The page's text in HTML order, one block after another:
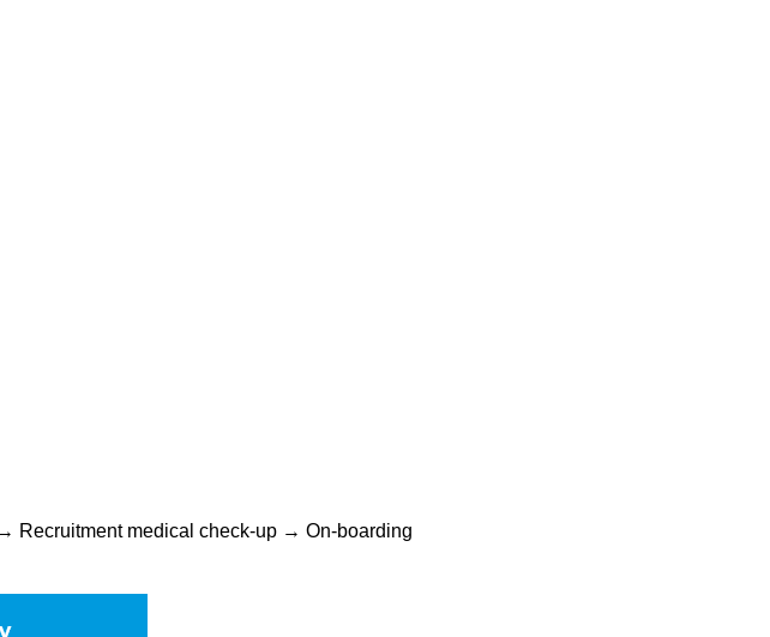
Recruitment medical check-up → On-boarding